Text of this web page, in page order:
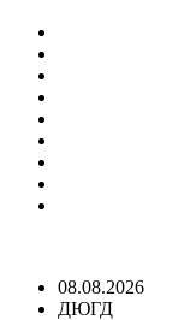
08.08.2026
ДЮГД